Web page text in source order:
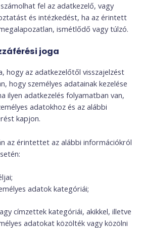
fel az adatkezelő, vagy
és intézkedést, ha az érintett
ismétlődő vagy túlzó.
joga
hogy az adatkezelőtől visszajelzést
hogy személyes adatainak kezelése
ilyen adatkezelés folyamatban van,
adatokhoz és az alábbi
kapjon.
az érintettet az alábbi információkról
adatok kategóriái;
címzettek kategóriái, akikkel, illetve
adatokat közölték vagy közölni